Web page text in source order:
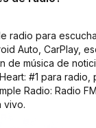
radio para
Auto, CarPlay,
de música de
#1 para radio,
Radio: Radio
vivo.